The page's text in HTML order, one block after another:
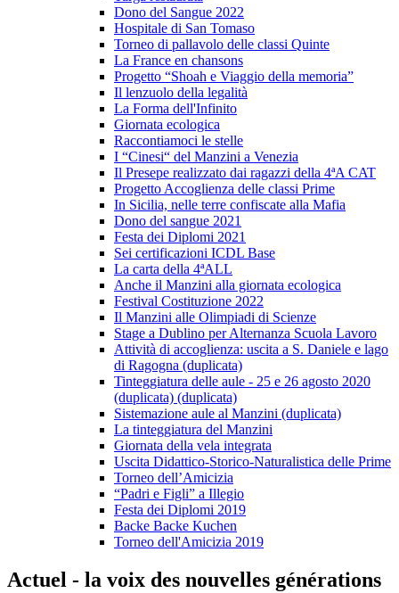
Dono del Sangue 2022
Hospitale di San Tomaso
Torneo di pallavolo delle classi Quinte
La France en chansons
Progetto “Shoah e Viaggio della memoria”
Il lenzuolo della legalità
La Forma dell'Infinito
Giornata ecologica
Raccontiamoci le stelle
I “Cinesi“ del Manzini a Venezia
Il Presepe realizzato dai ragazzi della 4ªA CAT
Progetto Accoglienza delle classi Prime
In Sicilia, nelle terre confiscate alla Mafia
Dono del sangue 2021
Festa dei Diplomi 2021
Sei certificazioni ICDL Base
La carta della 4ªALL
Anche il Manzini alla giornata ecologica
Festival Costituzione 2022
Il Manzini alle Olimpiadi di Scienze
Stage a Dublino per Alternanza Scuola Lavoro
Attività di accoglienza: uscita a S. Daniele e lago
di Ragogna (duplicata)
Tinteggiatura delle aule - 25 e 26 agosto 2020
(duplicata) (duplicata)
Sistemazione aule al Manzini (duplicata)
La tinteggiatura del Manzini
Giornata della vela integrata
Uscita Didattico-Storico-Naturalistica delle Prime
Torneo dell’Amicizia
“Padri e Figli” a Illegio
Festa dei Diplomi 2019
Backe Backe Kuchen
Torneo dell'Amicizia 2019
Actuel - la voix des nouvelles générations